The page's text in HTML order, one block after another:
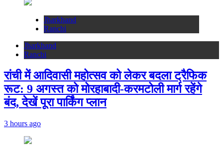
Jharkhand
Ranchi
Jharkhand
Ranchi
रांची में आदिवासी महोत्सव को लेकर बदला ट्रैफिक
रूट: 9 अगस्त को मोरहाबादी-करमटोली मार्ग रहेंगे
बंद, देखें पूरा पार्किंग प्लान
3 hours ago